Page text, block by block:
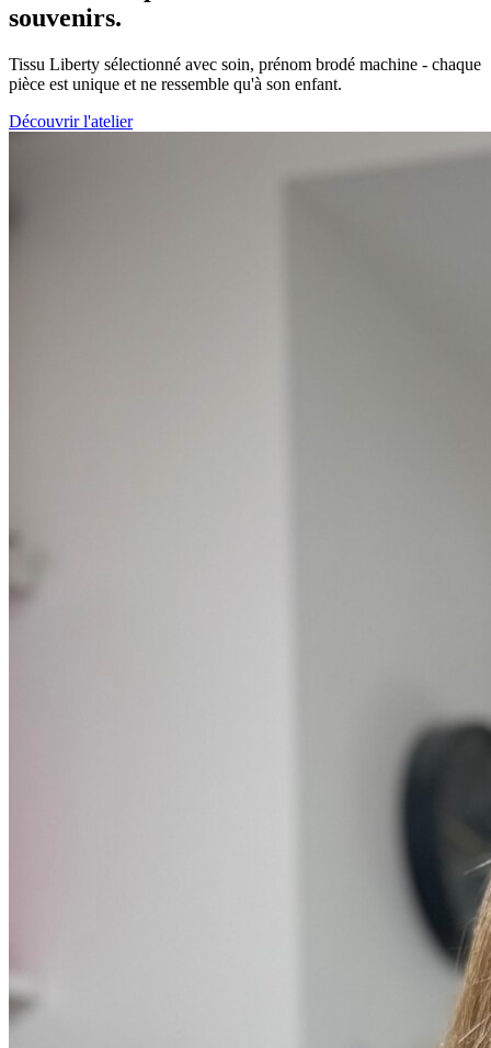
souvenirs.
Tissu Liberty sélectionné avec soin, prénom brodé machine - chaque
pièce est unique et ne ressemble qu'à son enfant.
Découvrir l'atelier